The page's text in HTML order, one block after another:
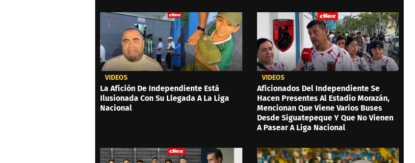
VIDEOS
La Afición De Independiente Está
Ilusionada Con Su Llegada A La Liga
Nacional
VIDEOS
Aficionados Del Independiente Se
Hacen Presentes Al Estadio Morazán,
Mencionan Que Viene Varios Buses
Desde Siguatepeque Y Que No Vienen
A Pasear A Liga Nacional